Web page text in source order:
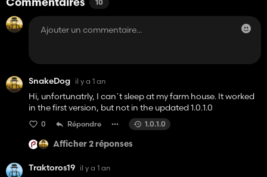
Commentaires 10
SnakeDog il y a 1 an
Hi, unfortunatrly, I can´t sleep at my farm house. It worked
in the first version, but not in the updated 1.0.1.0
0 Répondre 1.0.1.0
Afficher 2 réponses
Traktoros19 il y a 1 an